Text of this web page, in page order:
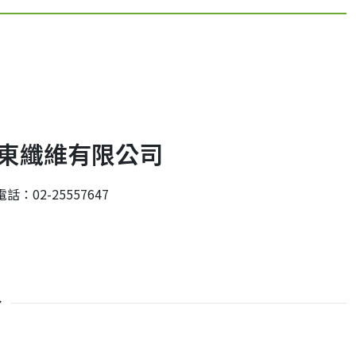
纖維有限公司
話：02-25557647